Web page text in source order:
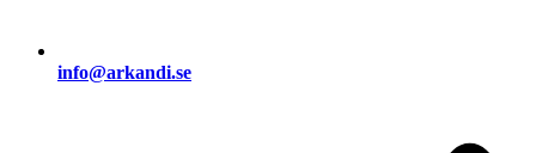
info@arkandi.se